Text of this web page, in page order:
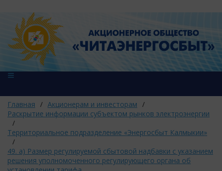
Главная / Акционерам и инвесторам /
Раскрытие информации субъектом рынков электроэнергии
/
Территориальное подразделение «Энергосбыт Калмыкии»
/
49. а) Размер регулируемой сбытовой надбавки с указанием
решения уполномоченного регулирующего органа об